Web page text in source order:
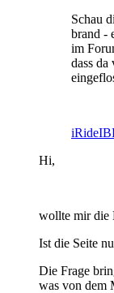
Schau
brand -
im
dass
Hi,
wollte mir die
Ist die Seite
Die Frage
was von dem